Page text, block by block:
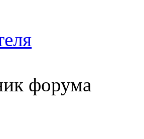
форума